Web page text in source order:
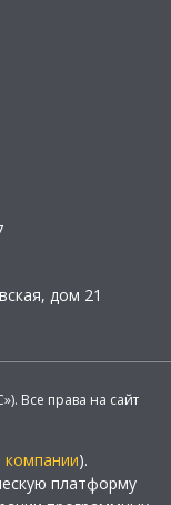
дом 21
Все права на сайт
компании).
платформу